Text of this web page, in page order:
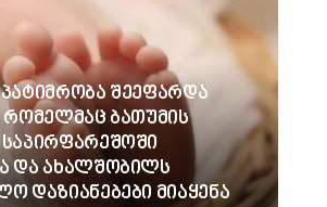
შეეფარდა
რომელმაც ბათუმის
და ახალშობილს
დაზიანებები მიაყენა